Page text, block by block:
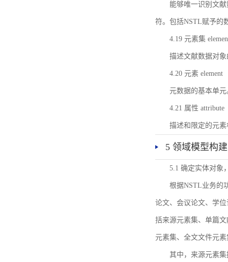
能够唯一识别文
符。包括NSTL赋予的
4.19 元素集
描述文献数据对
4.20 元素 element
元数据的基本单元
4.21 属性 attribute
描述和限定的元
5 领域模型构建
5.1 确定实体对象
根据NSTL业务的
论文、会议论文、学
括来源元素集、单篇
元素集、全文文件元
其中，来源元素